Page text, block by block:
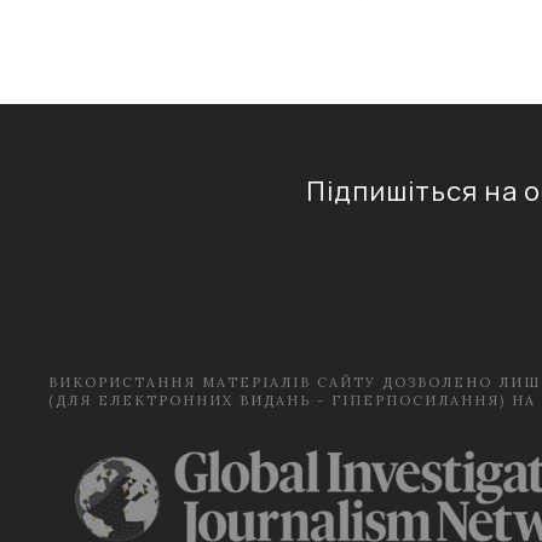
Підпишіться на
ВИКОРИСТАННЯ МАТЕРІАЛІВ САЙТУ ДОЗВОЛЕНО
(ДЛЯ ЕЛЕКТРОННИХ ВИДАНЬ - ГІПЕРПОСИЛАННЯ) НА